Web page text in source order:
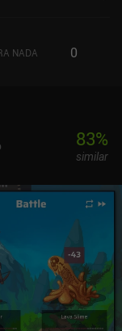
NADA 0
83%
similar